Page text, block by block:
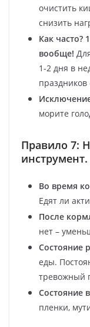
очистить
снизить
Как часто?
вообще!
1-2 дня в
морите
Правило 7:
инструмент.
Во время
Едят ли
После
нет –
Состояние
еды.
тревожный
Состояние
пленки,